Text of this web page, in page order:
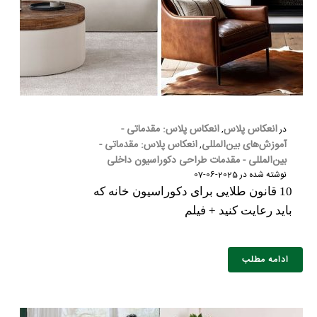
درانعکاس پلاس,انعکاس پلاس: مقدماتی -
آموزش‌های بین‌المللی,انعکاس پلاس: مقدماتی -
بین‌المللی - مقدمات طراحی دکوراسیون داخلی
نوشته شده در2025-06-07
10 قانون طلایی برای دکوراسیون خانه که
باید رعایت کنید + فیلم
ادامه مطلب